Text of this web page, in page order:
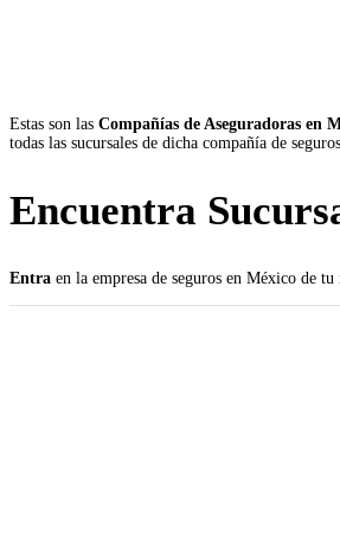
Estas son las Compañías de Aseguradoras en
todas las sucursales de dicha compañía de
Encuentra
Entra en la empresa de seguros en México de tu